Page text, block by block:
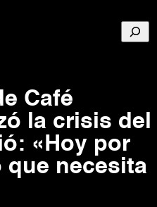
Café
la crisis del
«Hoy por
que necesita